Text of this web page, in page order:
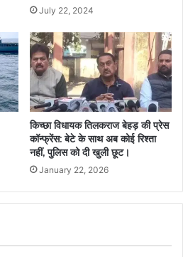
July 22, 2024
किच्छा विधायक तिलकराज बेहड़ की प्रेस
कॉन्फ्रेंस: बेटे के साथ अब कोई रिश्ता
नहीं, पुलिस को दी खुली छूट।
January 22, 2026